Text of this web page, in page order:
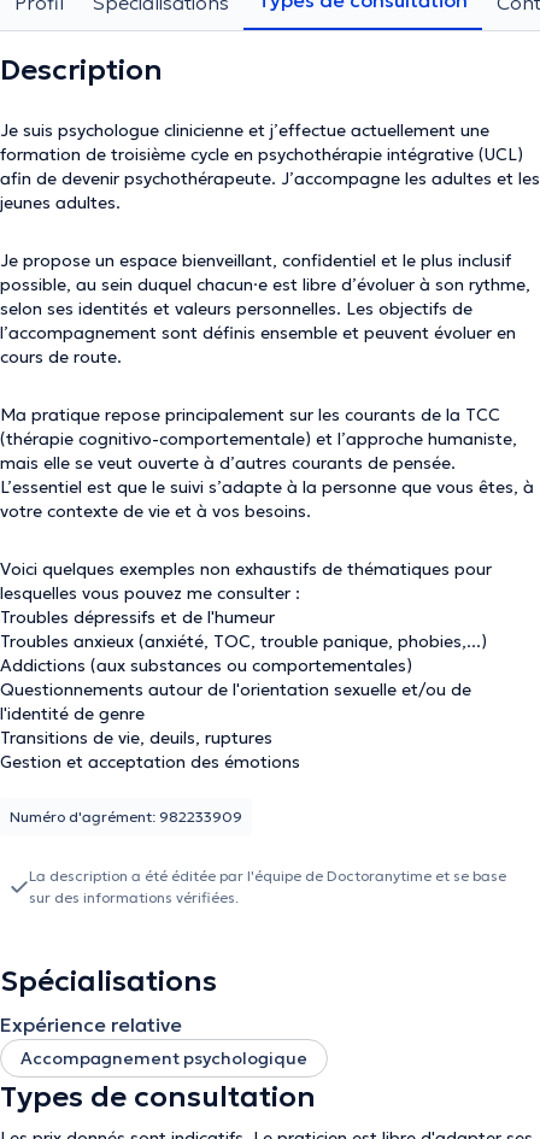
Description
Je suis psychologue clinicienne et j’effectue actuellement une
formation de troisième cycle en psychothérapie intégrative (UCL)
afin de devenir psychothérapeute. J’accompagne les adultes et les
jeunes adultes.
Je propose un espace bienveillant, confidentiel et le plus inclusif
possible, au sein duquel chacun·e est libre d’évoluer à son rythme,
selon ses identités et valeurs personnelles. Les objectifs de
l’accompagnement sont définis ensemble et peuvent évoluer en
cours de route.
Ma pratique repose principalement sur les courants de la TCC
(thérapie cognitivo-comportementale) et l’approche humaniste,
mais elle se veut ouverte à d’autres courants de pensée.
L’essentiel est que le suivi s’adapte à la personne que vous êtes, à
votre contexte de vie et à vos besoins.
Voici quelques exemples non exhaustifs de thématiques pour
lesquelles vous pouvez me consulter :
Troubles dépressifs et de l'humeur
Troubles anxieux (anxiété, TOC, trouble panique, phobies,...)
Addictions (aux substances ou comportementales)
Questionnements autour de l'orientation sexuelle et/ou de
l'identité de genre
Transitions de vie, deuils, ruptures
Gestion et acceptation des émotions
Estime de soi et confiance en soi
Numéro d'agrément: 982233909
La description a été éditée par l'équipe de Doctoranytime et se base
sur des informations vérifiées.
Spécialisations
Expérience relative
Accompagnement psychologique
Types de consultation